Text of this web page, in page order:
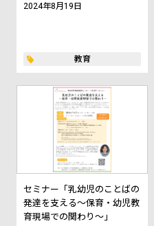
2024年8月19日
教育
セミナー「乳幼児のことばの
発達を支える～保育・幼児教
育現場での関わり～」